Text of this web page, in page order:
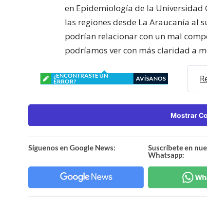
en Epidemiología de la Universidad
las regiones desde La Araucanía al
podrían relacionar con un mal
podríamos ver con más claridad a
¿ENCONTRASTE UN
ERROR?
AVÍSANOS
Mostrar
Síguenos en Google News:
Suscríbete en
Whatsapp: